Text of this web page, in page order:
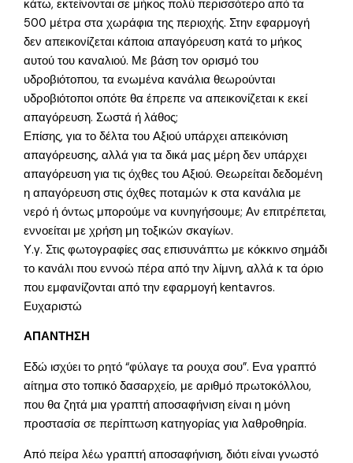
κάτω, εκτείνονται σε μήκος πολύ περισσότερο από τα
500 μέτρα στα χωράφια της περιοχής. Στην εφαρμογή
δεν απεικονίζεται κάποια απαγόρευση κατά το μήκος
αυτού του καναλιού. Με βάση τον ορισμό του
υδροβιότοπου, τα ενωμένα κανάλια θεωρούνται
υδροβιότοποι οπότε θα έπρεπε να απεικονίζεται κ εκεί
απαγόρευση. Σωστά ή λάθος;
Επίσης, για το δέλτα του Αξιού υπάρχει απεικόνιση
απαγόρευσης, αλλά για τα δικά μας μέρη δεν υπάρχει
απαγόρευση για τις όχθες του Αξιού. Θεωρείται δεδομένη
η απαγόρευση στις όχθες ποταμών κ στα κανάλια με
νερό ή όντως μπορούμε να κυνηγήσουμε; Αν επιτρέπεται,
εννοείται με χρήση μη τοξικών σκαγίων.
Υ.γ. Στις φωτογραφίες σας επισυνάπτω με κόκκινο σημάδι
το κανάλι που εννοώ πέρα από την λίμνη, αλλά κ τα όριο
που εμφανίζονται από την εφαρμογή kentavros.
Ευχαριστώ
ΑΠΑΝΤΗΣΗ
Εδώ ισχύει το ρητό “φύλαγε τα ρουχα σου”. Ενα γραπτό
αίτημα στο τοπικό δασαρχείο, με αριθμό πρωτοκόλλου,
που θα ζητά μια γραπτή αποσαφήνιση είναι η μόνη
προστασία σε περίπτωση κατηγορίας για λαθροθηρία.
Από πείρα λέω γραπτή αποσαφήνιση, διότι είναι γνωστό